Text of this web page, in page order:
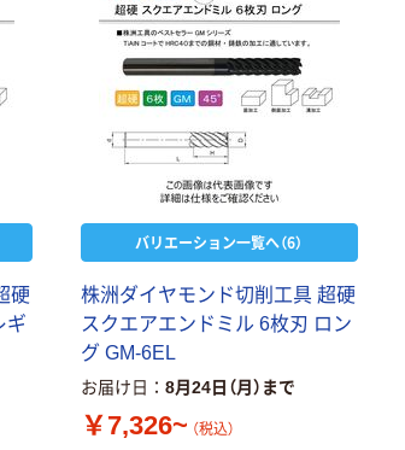
硬
ギ
バリエーション一覧へ（6）
株洲ダイヤモンド切削工具 超硬
スクエアエンドミル 6枚刃 ロン
グ GM-6EL
お届け日 8月24日（月）まで
￥7,326~ （税込）